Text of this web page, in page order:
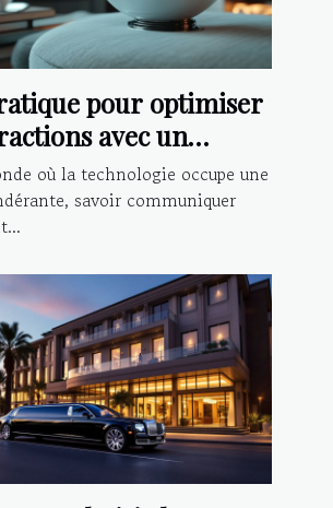
pour optimiser
avec un
où la technologie occupe une
savoir communiquer